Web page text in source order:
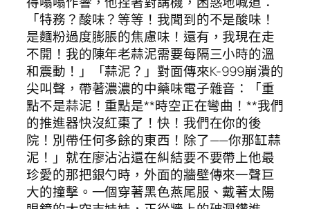
「特務？酸味？等等！我聞到的不是酸味！
是麵粉過度膨脹的焦慮味！還有，我現在走
不開！我的陳年老蒜泥需要每隔三小時的溫
和震動！」「蒜泥？」對面傳來K-999崩潰的
尖叫聲，帶著濃濃的中藥味電子雜音：「重
點不是蒜泥！重點是**時空正在彎曲！**我們
的推進器快沒紅棗了！快！我們在你的後
院！別帶任何多餘的東西！除了——你那缸蒜
泥！」就在廖沾沾還在糾結要不要帶上他最
珍愛的那把銀勺時，外面的牆壁傳來一聲巨
大的撞擊。一個穿著黑色燕尾服、戴著太陽